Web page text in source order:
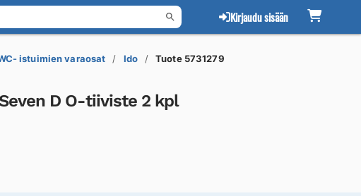
Kirjaudu sisään
istuimien varaosat Ido Tuote 5731279
D O-tiiviste 2 kpl